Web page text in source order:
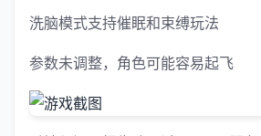
洗脑模式支持催眠和束缚玩法
参数未调整，角色可能容易起飞